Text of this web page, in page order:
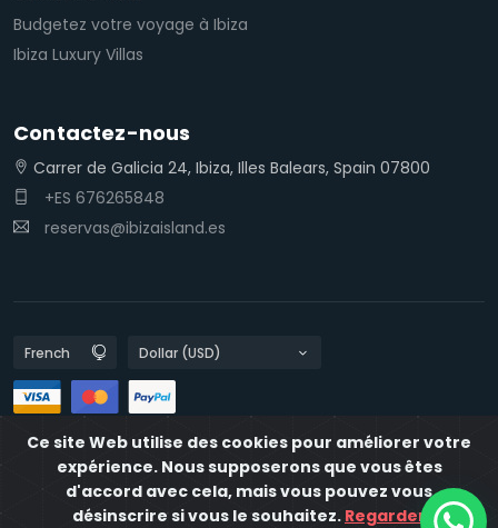
Budgetez votre voyage à Ibiza
Ibiza Luxury Villas
Contactez-nous
Carrer de Galicia 24, Ibiza, Illes Balears, Spain 07800
+ES 676265848
reservas@ibizaisland.es
Les politiques de confidentialité
Politiques en matière de cookies
IbizaIsland
Ce site Web utilise des cookies pour améliorer votre
expérience. Nous supposerons que vous êtes
d'accord avec cela, mais vous pouvez vous
désinscrire si vous le souhaitez. Regarder